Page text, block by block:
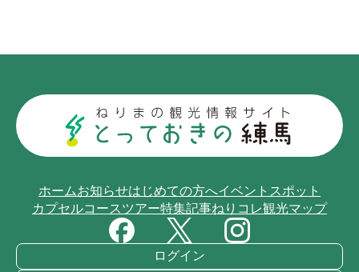
ホームお知らせはじめての方へイベント スポット
カプセルコースツアー特集記事ねりコレ観光マップ
ログイン